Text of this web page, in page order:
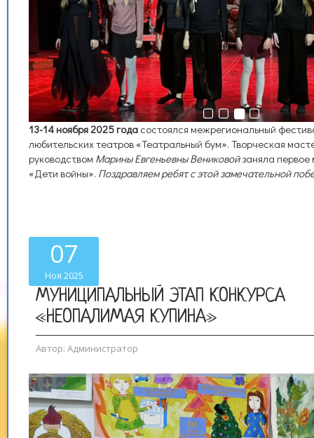
13-14 ноября 2025 года состоялся межрегиональный
любительских театров «Театральный бум». Творческая
руководством Марины Евгеньевны Вениковойзаняла первое
«Дети войны». Поздравляем ребят с этой замечательной
07
Ноя 2025
МУНИЦИПАЛЬНЫЙ ЭТАП КОНКУРСА
«НЕОПАЛИМАЯ КУПИНА»
Автор: Администратор